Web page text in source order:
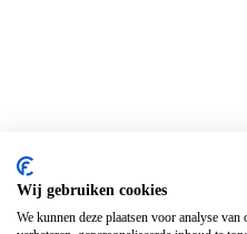
Wij gebruiken cookies
We kunnen deze plaatsen voor analyse